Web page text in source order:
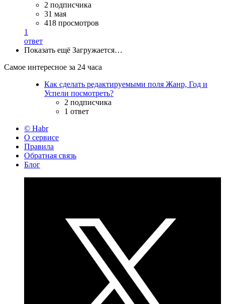
2 подписчика
31 мая
418 просмотров
1
ответ
Показать ещё Загружается…
Самое интересное за 24 часа
Как сделать редактируемыми поля Жанр, Год и
Успели посмотреть?
2 подписчика
1 ответ
© Habr
О сервисе
Правила
Обратная связь
Блог